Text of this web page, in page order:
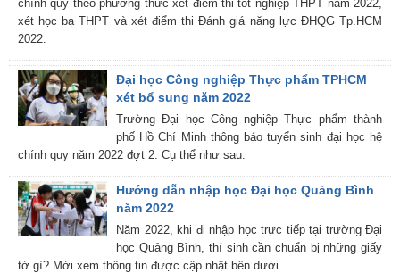
chính quy theo phương thức xét điểm thi tốt nghiệp THPT năm 2022,
xét học bạ THPT và xét điểm thi Đánh giá năng lực ĐHQG Tp.HCM
2022.
Đại học Công nghiệp Thực phẩm TPHCM
xét bổ sung năm 2022
Trường Đại học Công nghiệp Thực phẩm thành
phố Hồ Chí Minh thông báo tuyển sinh đại học hệ
chính quy năm 2022 đợt 2. Cụ thể như sau:
Hướng dẫn nhập học Đại học Quảng Bình
năm 2022
Năm 2022, khi đi nhập học trực tiếp tại trường Đại
học Quảng Bình, thí sinh cần chuẩn bị những giấy
tờ gì? Mời xem thông tin được cập nhật bên dưới.